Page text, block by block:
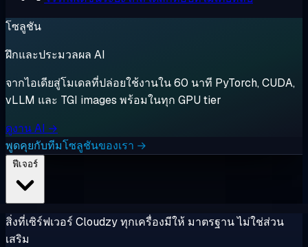
โซลูชัน
ฝึกและประมวลผล AI
จากไอเดียสู่โมเดลที่ปล่อยใช้งานใน 60 นาที PyTorch, CUDA,
vLLM และ TGI images พร้อมในทุก GPU tier
ดูงาน AI →
พูดคุยกับทีมโซลูชันของเรา →
สิ่งที่เซิร์ฟเวอร์ Cloudzy ทุกเครื่องมีให้ มาตรฐาน ไม่ใช่ส่วน
เสริม